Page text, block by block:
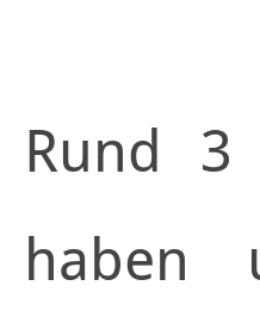
Rund 3
haben